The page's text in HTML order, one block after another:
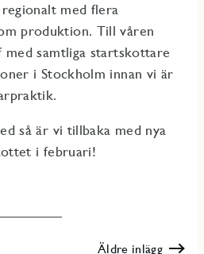
med flera
produktion. Till våren
samtliga startskottare
i Stockholm innan vi är
så är vi tillbaka med nya
i februari!
Äldre inlägg